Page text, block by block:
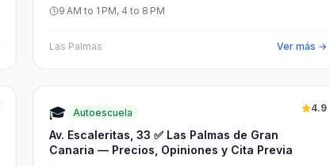
9 AM to 1 PM, 4 to 8 PM
Las Palmas Ver más →
🎓 Autoescuela
Av. Escaleritas, 33 ✅ Las Palmas de Gran
Canaria — Precios, Opiniones y Cita Previa
4.9